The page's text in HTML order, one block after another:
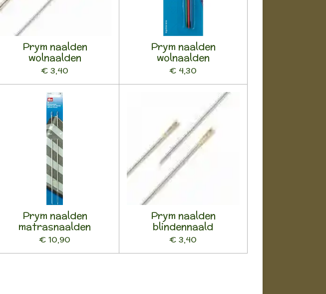
Prym naalden
wolnaalden
€ 3,40
Prym naalden
wolnaalden
€ 4,30
Prym naalden
matrasnaalden
€ 10,90
Prym naalden
blindennaald
€ 3,40